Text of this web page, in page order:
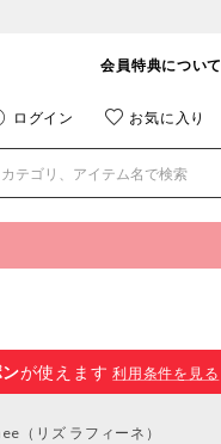
会員特典について
ログイン お気に入り
が使えます 利用条件を見る
（リズ ラフィーネ）